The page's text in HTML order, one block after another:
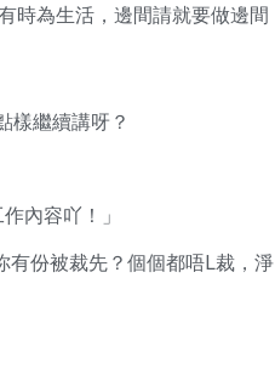
時為生活，邊間請就要做邊間
樣繼續講呀？
內容吖！」
有份被裁先？個個都唔L裁，淨